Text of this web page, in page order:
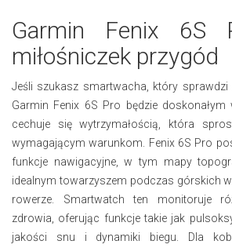
Garmin Fenix 6S
miłośniczek przygód
Jeśli szukasz smartwacha, który sprawdzi
Garmin Fenix 6S Pro będzie doskonałym
cechuje się wytrzymałością, która
wymagającym warunkom. Fenix 6S Pro
funkcje nawigacyjne, w tym mapy
idealnym towarzyszem podczas górskich
rowerze. Smartwatch ten monitoruje
zdrowia, oferując funkcje takie jak
jakości snu i dynamiki biegu. Dla